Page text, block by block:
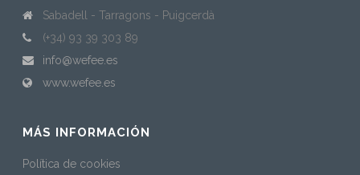
Sabadell - Tarragons - Puigcerdà
(+34) 93 39 303 89
info@wefee.es
www.wefee.es
MÁS INFORMACIÓN
Política de cookies